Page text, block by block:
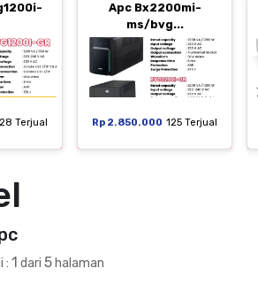
Terjual
Apc Bx2200mi-
ms/bvg...
Rp 2.850.000 125 Terjual
: 1 dari 5 halaman